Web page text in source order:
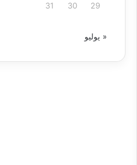
29
30
31
« يوليو